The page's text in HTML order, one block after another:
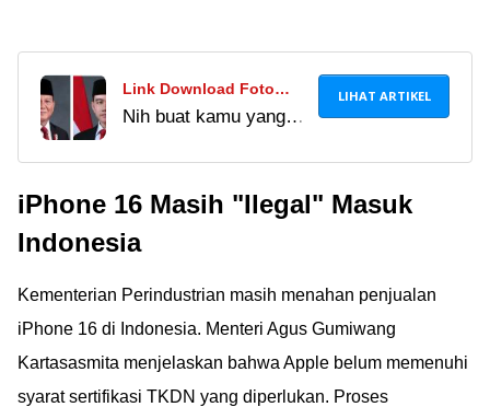
Link Download Foto
Resmi Presiden Dan
Pasangnya
Nih buat kamu yang
wapres Gibran, bisa
langsung download,
gengs. Siap dipajang di
ruang kantor dan
LIHAT ARTIKEL
iPhone 16 Masih "Ilegal" Masuk
Indonesia
Kementerian Perindustrian masih menahan penjualan
iPhone 16 di Indonesia. Menteri Agus Gumiwang
Kartasasmita menjelaskan bahwa Apple belum memenuhi
syarat sertifikasi TKDN yang diperlukan. Proses